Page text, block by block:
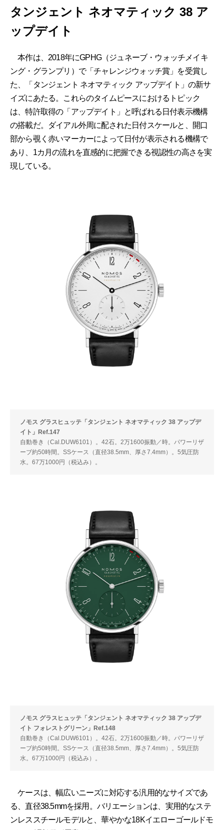
タンジェント ネオマティック 38 ア
ップデイト
本作は、2018年にGPHG（ジュネーブ・ウォッチメイキ
ング・グランプリ）で「チャレンジウォッチ賞」を受賞し
た、「タンジェント ネオマティック アップデイト」の新サ
イズにあたる。これらのタイムピースにおけるトピック
は、特許取得の「アップデイト」と呼ばれる日付表示機構
の搭載だ。ダイアル外周に配された日付スケールと、開口
部から覗く赤いマーカーによって日付が表示される機構で
あり、1カ月の流れを直感的に把握できる視認性の高さを実
現している。
ノモス グラスヒュッテ「タンジェント ネオマティック 38 アップデ
イト」Ref.147
自動巻き（Cal.DUW6101）。42石。2万1600振動／時。パワーリザ
ーブ約50時間。SSケース（直径38.5mm、厚さ7.4mm）。5気圧防
水。67万1000円（税込み）。
ノモス グラスヒュッテ「タンジェント ネオマティック 38 アップデ
イト フォレストグリーン」Ref.148
自動巻き（Cal.DUW6101）。42石。2万1600振動／時。パワーリザ
ーブ約50時間。SSケース（直径38.5mm、厚さ7.4mm）。5気圧防
水。67万1000円（税込み）。
ケースは、幅広いニーズに対応する汎用的なサイズであ
る、直径38.5mmを採用。バリエーションは、実用的なステ
ンレススチールモデルと、華やかな18Kイエローゴールドモ